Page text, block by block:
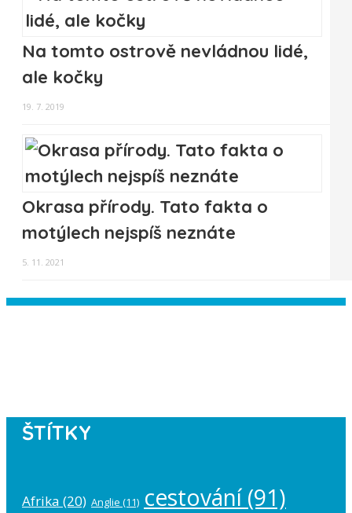
Na tomto ostrově nevládnou lidé,
ale kočky
19. 7. 2019
Okrasa přírody. Tato fakta o
motýlech nejspíš neznáte
5. 11. 2021
ŠTÍTKY
Afrika (20) Anglie (11) cestování(91)